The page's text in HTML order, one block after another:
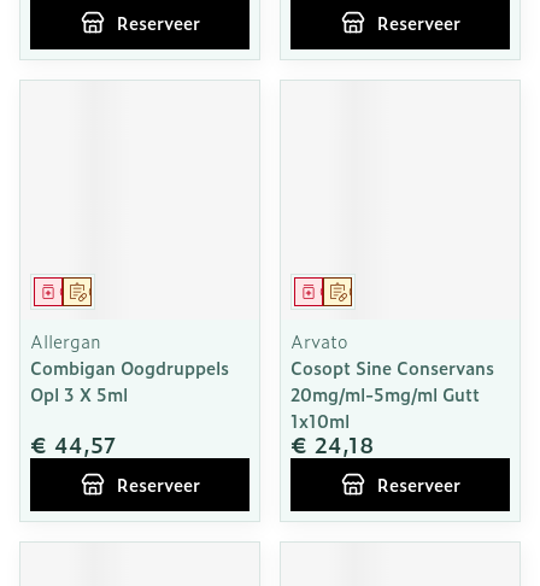
Reserveer Reserveer
Op voorschrift
Geneesmiddel
Allergan
Combigan Oogdruppels
Opl 3 X 5ml
€ 44,57
Reserveer
Op voorschrift
Geneesmiddel
Arvato
Cosopt Sine Conservans
20mg/ml-5mg/ml Gutt
1x10ml
€ 24,18
Reserveer